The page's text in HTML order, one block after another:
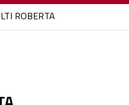
ROBERTA